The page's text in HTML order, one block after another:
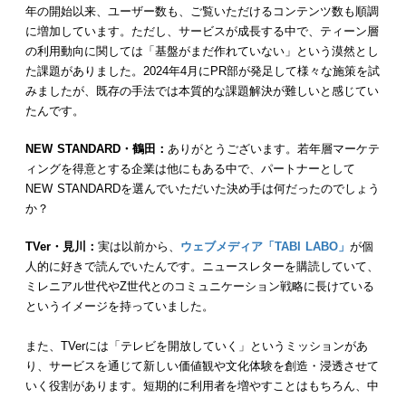
年の開始以来、ユーザー数も、ご覧いただけるコンテンツ数も順調
に増加しています。ただし、サービスが成長する中で、ティーン層
の利用動向に関しては「基盤がまだ作れていない」という漠然とし
た課題がありました。2024年4月にPR部が発足して様々な施策を試
みましたが、既存の手法では本質的な課題解決が難しいと感じてい
たんです。
NEW STANDARD・鶴田： ありがとうございます。若年層マーケテ
ィングを得意とする企業は他にもある中で、パートナーとして
NEW STANDARDを選んでいただいた決め手は何だったのでしょう
か？
TVer・見川： 実は以前から、 ウェブメディア「TABI LABO」 が個
人的に好きで読んでいたんです。ニュースレターを購読していて、
ミレニアル世代やZ世代とのコミュニケーション戦略に長けている
というイメージを持っていました。
また、TVerには「テレビを開放していく」というミッションがあ
り、サービスを通じて新しい価値観や文化体験を創造・浸透させて
いく役割があります。短期的に利用者を増やすことはもちろん、中